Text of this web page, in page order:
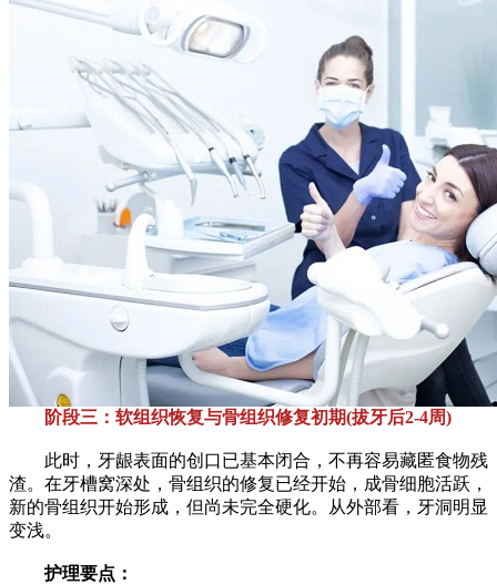
阶段三：软组织恢复与骨组织修复初期(拔牙后2-4周)
此时，牙龈表面的创口已基本闭合，不再容易藏匿食物残
渣。在牙槽窝深处，骨组织的修复已经开始，成骨细胞活跃，
新的骨组织开始形成，但尚未完全硬化。从外部看，牙洞明显
变浅。
护理要点：